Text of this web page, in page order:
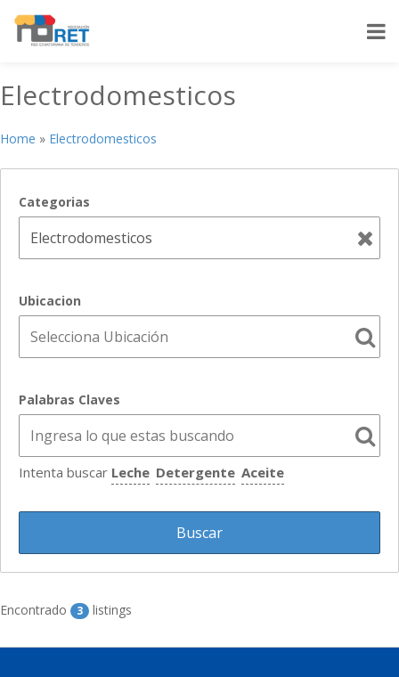
Electrodomesticos
Home » Electrodomesticos
Categorias
Ubicacion
Palabras Claves
Intenta buscar Leche Detergente Aceite
Encontrado 3 listings